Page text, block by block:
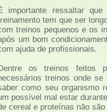
importante ressaltar
tem que ser
treinos pequenos e os
um bom
ajuda de profissionais.
os treinos feitos
treinos onde
como seu organismo
possível mal estar
cereal e proteínas não